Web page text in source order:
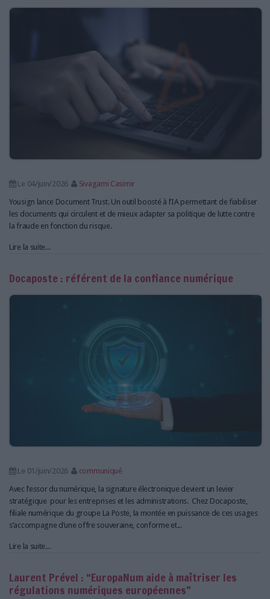
Le 04/juin/2026
Sivagami Casimir
Yousign lance Document Trust. Un outil boosté à l’IA permettant de fiabiliser
les documents qui circulent et de mieux adapter sa politique de lutte contre
la fraude en fonction du risque.
Lire la suite...
Docaposte : référent de la confiance numérique
Le 01/juin/2026
communiqué
Avec l’essor du numérique, la signature électronique devient un levier
stratégique pour les entreprises et les administrations. Chez Docaposte,
filiale numérique du groupe La Poste, la montée en puissance de ces usages
s’accompagne d’une offre souveraine, conforme et...
Lire la suite...
Laurent Prével : “EuropaNum aide à maîtriser les
régulations numériques européennes”